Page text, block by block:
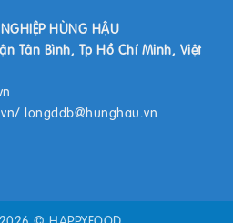
HÙNG HẬU
Tân Bình, Tp Hồ Chí Minh, Việt
/ longddb@hunghau.vn